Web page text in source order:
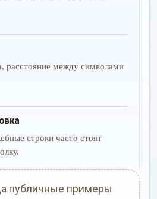
расстояние между символами
строки часто стоят
публичные примеры